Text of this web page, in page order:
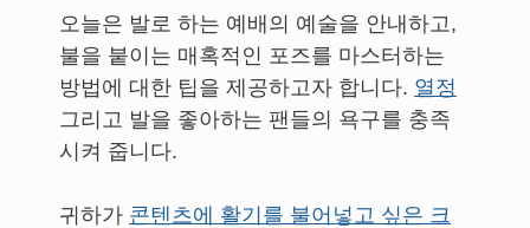
오늘은 발로 하는 예배의 예술을 안내하고,
불을 붙이는 매혹적인 포즈를 마스터하는
방법에 대한 팁을 제공하고자 합니다. 열정
그리고 발을 좋아하는 팬들의 욕구를 충족
시켜 줍니다.
귀하가 콘텐츠에 활기를 불어넣고 싶은 크